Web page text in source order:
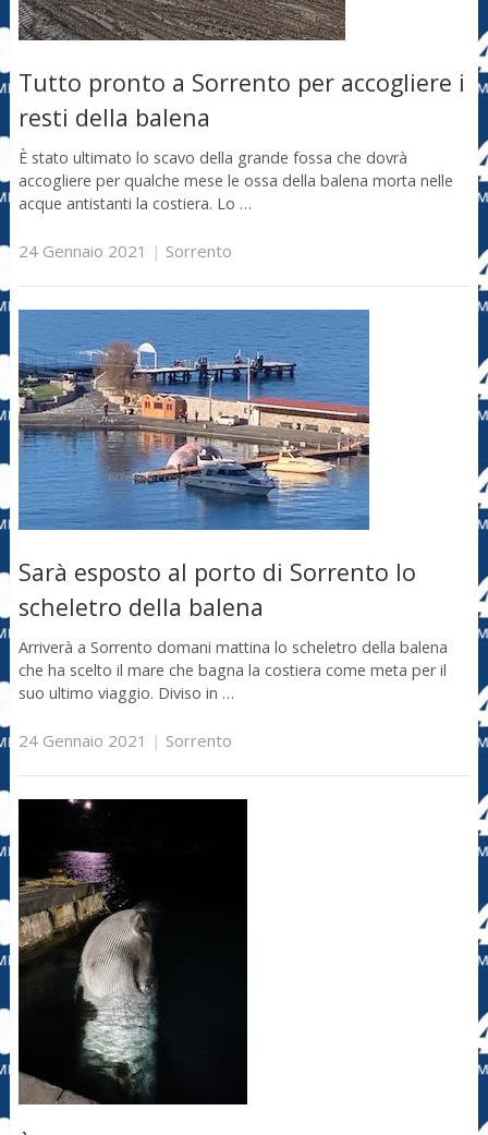
Tutto pronto a Sorrento per accogliere i
resti della balena
È stato ultimato lo scavo della grande fossa che dovrà
accogliere per qualche mese le ossa della balena morta nelle
acque antistanti la costiera. Lo …
24 Gennaio 2021 | Sorrento
Sarà esposto al porto di Sorrento lo
scheletro della balena
Arriverà a Sorrento domani mattina lo scheletro della balena
che ha scelto il mare che bagna la costiera come meta per il
suo ultimo viaggio. Diviso in …
24 Gennaio 2021 | Sorrento